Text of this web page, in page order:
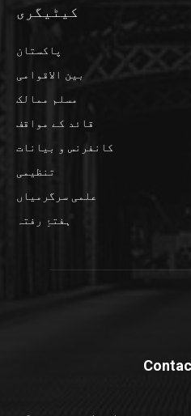
کیٹیگری
پاکستان
بین الاقوامی
مسلم ممالک
قائد کے مواقف
کانفرنس و بیانات
تنظیمی
علمی سرگرمیاں
ہفتۂِ رفتہ